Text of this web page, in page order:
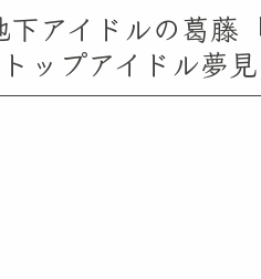
アイドルの葛藤
ップアイドル夢見